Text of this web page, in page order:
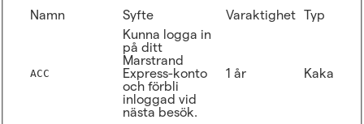
Namn Syfte Varaktighet Typ
ACC
Kunna logga in
på ditt
Marstrand
Express-konto
och förbli
inloggad vid
nästa besök.
1 år Kaka